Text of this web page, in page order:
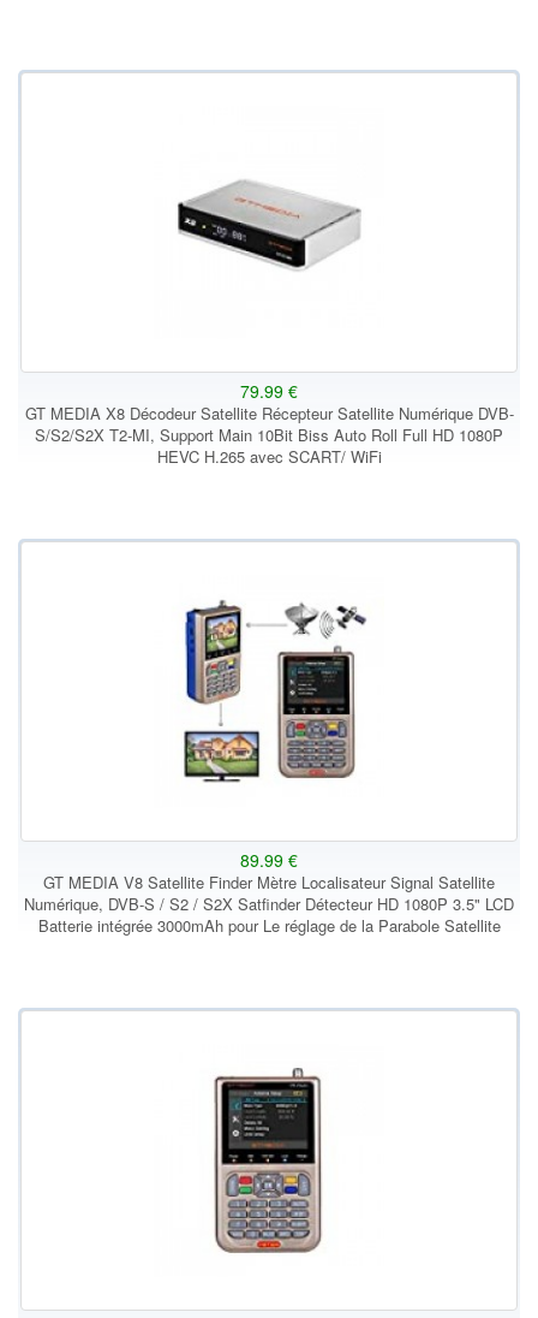
79.99 €
GT MEDIA X8 Décodeur Satellite Récepteur Satellite Numérique DVB-
S/S2/S2X T2-MI, Support Main 10Bit Biss Auto Roll Full HD 1080P
HEVC H.265 avec SCART/ WiFi
89.99 €
GT MEDIA V8 Satellite Finder Mètre Localisateur Signal Satellite
Numérique, DVB-S / S2 / S2X Satfinder Détecteur HD 1080P 3.5" LCD
Batterie intégrée 3000mAh pour Le réglage de la Parabole Satellite